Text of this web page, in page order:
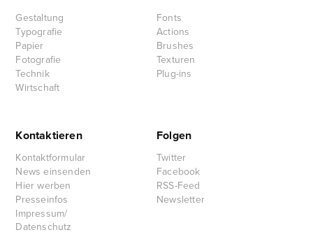
Gestaltung
Typografie
Papier
Fotografie
Technik
Wirtschaft
Fonts
Actions
Brushes
Texturen
Plug-ins
Kontaktieren
Kontaktformular
News einsenden
Hier werben
Presseinfos
Impressum/
Datenschutz
Folgen
Twitter
Facebook
RSS-Feed
Newsletter